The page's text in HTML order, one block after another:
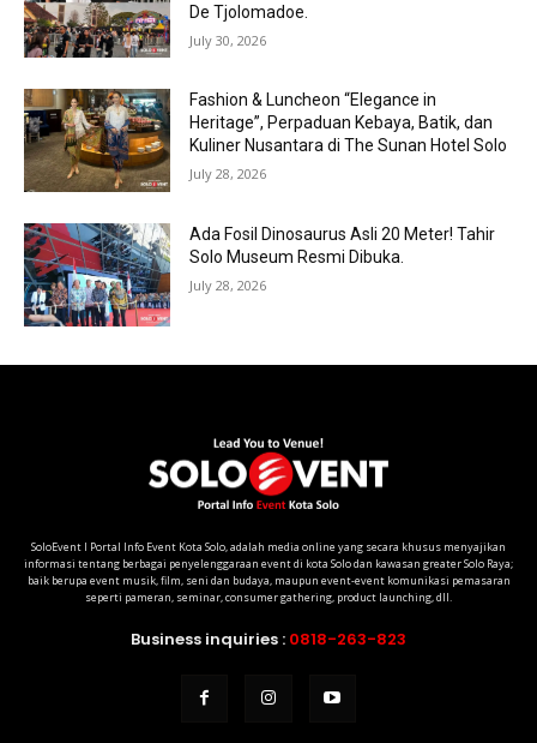
De Tjolomadoe.
July 30, 2026
Fashion & Luncheon “Elegance in
Heritage”, Perpaduan Kebaya, Batik, dan
Kuliner Nusantara di The Sunan Hotel Solo
July 28, 2026
Ada Fosil Dinosaurus Asli 20 Meter! Tahir
Solo Museum Resmi Dibuka.
July 28, 2026
SoloEvent I Portal Info Event Kota Solo, adalah media online yang secara khusus menyajikan
informasi tentang berbagai penyelenggaraan event di kota Solo dan kawasan greater Solo Raya;
baik berupa event musik, film, seni dan budaya, maupun event-event komunikasi pemasaran
seperti pameran, seminar, consumer gathering, product launching, dll.
Business inquiries : 0818-263-823